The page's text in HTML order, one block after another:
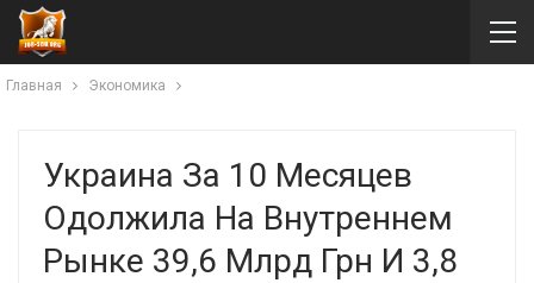
Главная Экономика
Украина За 10 Месяцев
Одолжила На Внутреннем
Рынке 39,6 Млрд Грн И 3,8